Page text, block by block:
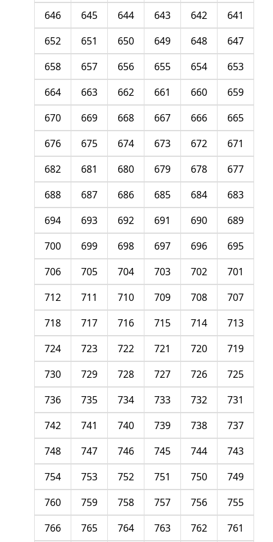
641
642
643
644
645
646
647
648
649
650
651
652
653
654
655
656
657
658
659
660
661
662
663
664
665
666
667
668
669
670
671
672
673
674
675
676
677
678
679
680
681
682
683
684
685
686
687
688
689
690
691
692
693
694
695
696
697
698
699
700
701
702
703
704
705
706
707
708
709
710
711
712
713
714
715
716
717
718
719
720
721
722
723
724
725
726
727
728
729
730
731
732
733
734
735
736
737
738
739
740
741
742
743
744
745
746
747
748
749
750
751
752
753
754
755
756
757
758
759
760
761
762
763
764
765
766